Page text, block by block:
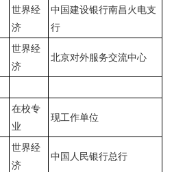
世界经
济
中国建设银行南昌火电支
行
世界经
济
北京对外服务交流中心
在校专
业
现工作单位
世界经
济
中国人民银行总行